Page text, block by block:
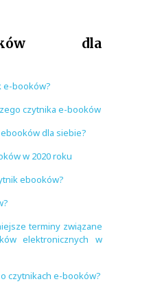
dla
e-booków?
czytnika e-booków
dla siebie?
w 2020 roku
ebooków?
terminy związane
elektronicznych w
czytnikach e-booków?